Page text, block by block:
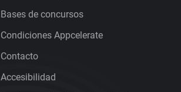
Bases de concursos
Condiciones Appcelerate
Contacto
Accesibilidad